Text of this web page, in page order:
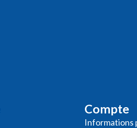
Compte
Informations